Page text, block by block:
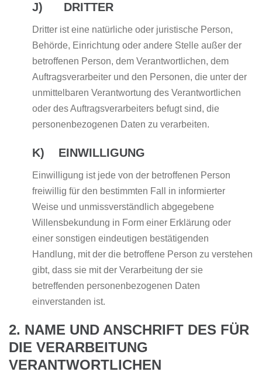
J) DRITTER
Dritter ist eine natürliche oder juristische Person,
Behörde, Einrichtung oder andere Stelle außer der
betroffenen Person, dem Verantwortlichen, dem
Auftragsverarbeiter und den Personen, die unter der
unmittelbaren Verantwortung des Verantwortlichen
oder des Auftragsverarbeiters befugt sind, die
personenbezogenen Daten zu verarbeiten.
K) EINWILLIGUNG
Einwilligung ist jede von der betroffenen Person
freiwillig für den bestimmten Fall in informierter
Weise und unmissverständlich abgegebene
Willensbekundung in Form einer Erklärung oder
einer sonstigen eindeutigen bestätigenden
Handlung, mit der die betroffene Person zu verstehen
gibt, dass sie mit der Verarbeitung der sie
betreffenden personenbezogenen Daten
einverstanden ist.
2. NAME UND ANSCHRIFT DES FÜR
DIE VERARBEITUNG
VERANTWORTLICHEN